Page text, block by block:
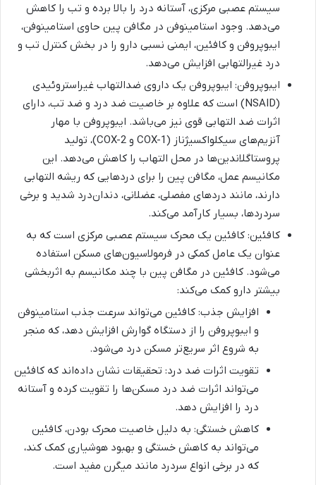
سیستم عصبی مرکزی، آستانه درد را بالا برده و تب را کاهش
می‌دهد. وجود استامینوفن در مگافن پین حاوی استامینوفن،
ایبوپروفن و کافئین، ایمنی نسبی دارو را در بخش کنترل تب و
درد غیرالتهابی افزایش می‌دهد.
ایبوپروفن: ایبوپروفن یک داروی ضدالتهاب غیراستروئیدی
(NSAID) است که علاوه بر خاصیت ضد درد و ضد تب، دارای
اثرات ضد التهابی قوی نیز می‌باشد. ایبوپروفن با مهار
آنزیم‌های سیکلواکسیژناز (COX-1 و COX-2)، تولید
پروستاگلاندین‌ها در محل التهاب را کاهش می‌دهد. این
مکانیسم عمل، مگافن پین را برای دردهایی که ریشه التهابی
دارند، مانند دردهای مفصلی، عضلانی، دندان‌درد شدید و برخی
سردردها، بسیار کارآمد می‌کند.
کافئین: کافئین یک محرک سیستم عصبی مرکزی است که به
عنوان یک عامل کمکی در فرمولاسیون‌های مسکن استفاده
می‌شود. کافئین در مگافن پین با چند مکانیسم به اثربخشی
بیشتر دارو کمک می‌کند:
افزایش جذب: کافئین می‌تواند سرعت جذب استامینوفن
و ایبوپروفن را از دستگاه گوارش افزایش دهد، که منجر
به شروع اثر سریع‌تر مسکن درد می‌شود.
تقویت اثرات ضد درد: تحقیقات نشان داده‌اند که کافئین
می‌تواند اثرات ضد درد مسکن‌ها را تقویت کرده و آستانه
درد را افزایش دهد.
کاهش خستگی: به دلیل خاصیت محرک بودن، کافئین
می‌تواند به کاهش خستگی و بهبود هوشیاری کمک کند،
که در برخی انواع سردرد مانند میگرن مفید است.